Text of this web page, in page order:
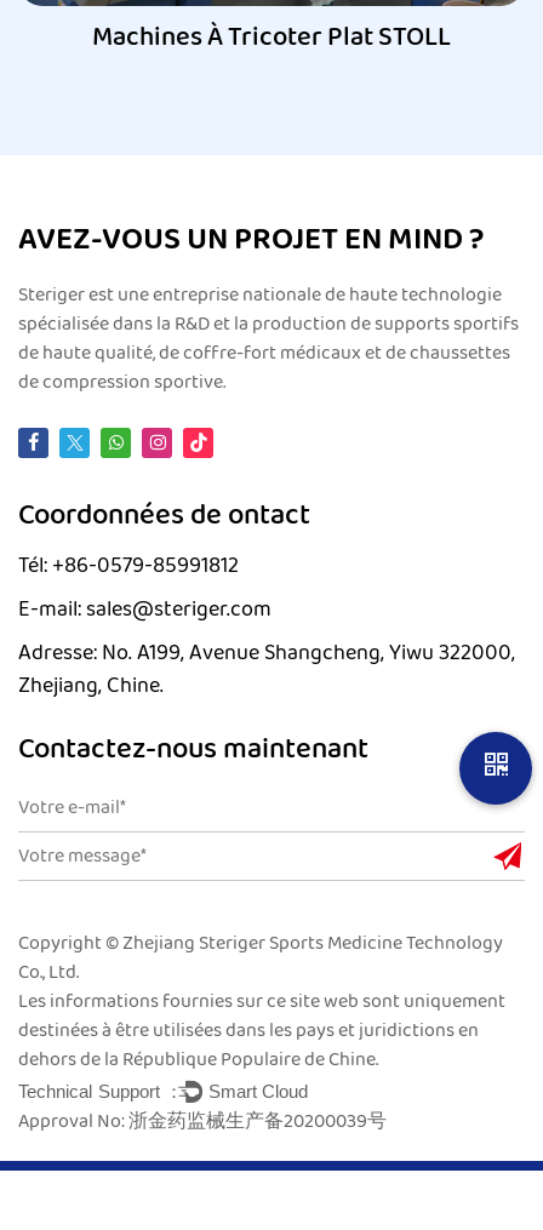
Machines À Tricoter Plat STOLL
AVEZ-VOUS UN PROJET EN MIND ?
Steriger est une entreprise nationale de haute technologie
spécialisée dans la R&D et la production de supports sportifs
de haute qualité, de coffre-fort médicaux et de chaussettes
de compression sportive.
Coordonnées de ontact
Tél: +86-0579-85991812
E-mail: sales@steriger.com
Adresse: No. A199, Avenue Shangcheng, Yiwu 322000,
Zhejiang, Chine.
Copyright © Zhejiang Steriger Sports Medicine Technology
Co., Ltd.
Les informations fournies sur ce site web sont uniquement
destinées à être utilisées dans les pays et juridictions en
dehors de la République Populaire de Chine.
Technical Support ： Smart Cloud
Approval No: 浙金药监械生产备20200039号
Contactez-nous maintenant